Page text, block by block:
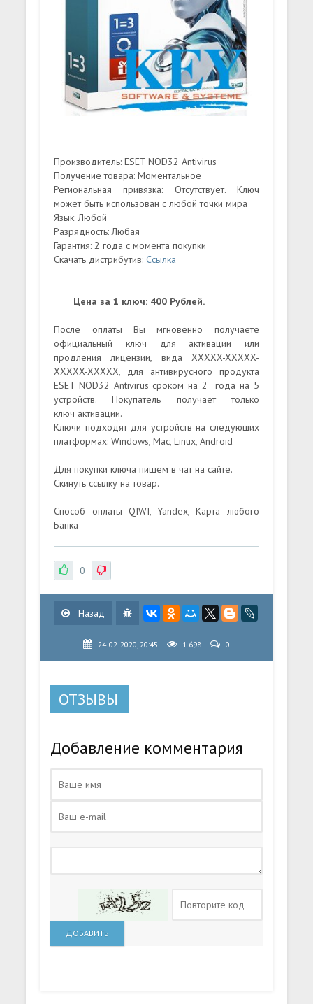
Производитель: ESET NOD32 Antivirus
Получение товара: Моментальное
Региональная привязка: Отсутствует. Ключ
может быть использован с любой точки мира
Язык: Любой
Разрядность: Любая
Гарантия: 2 года с момента покупки
Скачать дистрибутив: Ссылка
Цена за 1 ключ: 400 Рублей.
После оплаты Вы мгновенно получаете
официальный ключ для активации или
продления лицензии, вида XXXXX-XXXXX-
XXXXX-XXXXX, для антивирусного продукта
ESET NOD32 Antivirus сроком на 2 года на 5
устройств. Покупатель получает только
ключ активации.
Ключи подходят для устройств на следующих
платформах: Windows, Mac, Linux, Android
Для покупки ключа пишем в чат на сайте.
Скинуть ссылку на товар.
Способ оплаты QIWI, Yandex, Карта любого
Банка
0
Назад
24-02-2020, 20:45 1 698 0
ОТЗЫВЫ
Добавление комментария
ДОБАВИТЬ